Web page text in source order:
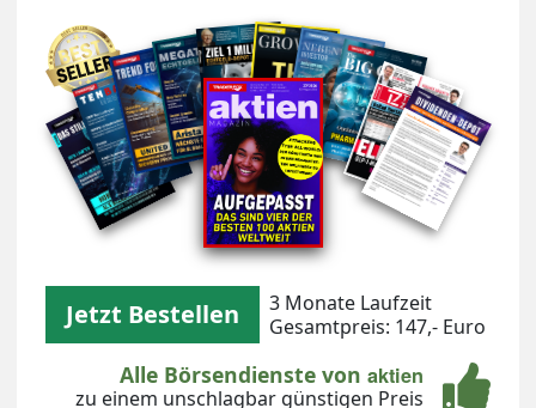
Unsere Magazin-Covers
Jetzt Bestellen
3 Monate Laufzeit
Gesamtpreis: 147,- Euro
Alle Börsendienste von aktien
zu einem unschlagbar günstigen Preis